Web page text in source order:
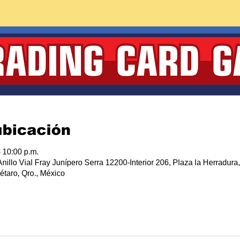
p.m.
Vial Fray Junípero Serra 12200-Interior 206, Plaza la Herradura,
Qro., México